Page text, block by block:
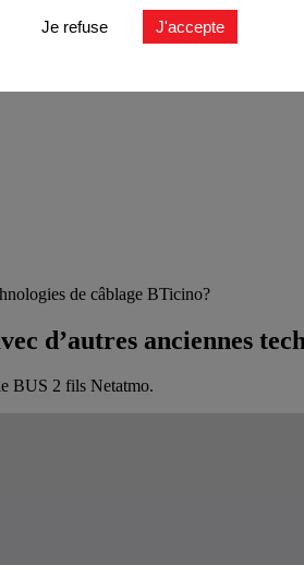
de câblage BTicino?
d’autres anciennes
BUS 2 fils Netatmo.
Je refuse J'accepte